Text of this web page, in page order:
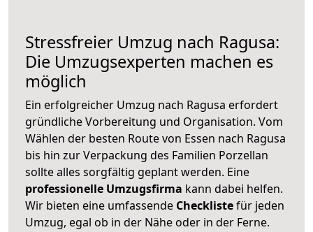
Stressfreier Umzug nach Ragusa:
Die Umzugsexperten machen es
möglich
Ein erfolgreicher Umzug nach Ragusa erfordert
gründliche Vorbereitung und Organisation. Vom
Wählen der besten Route von Essen nach Ragusa
bis hin zur Verpackung des Familien Porzellan
sollte alles sorgfältig geplant werden. Eine
professionelle Umzugsfirma kann dabei helfen.
Wir bieten eine umfassende Checklistefür jeden
Umzug, egal ob in der Nähe oder in der Ferne.